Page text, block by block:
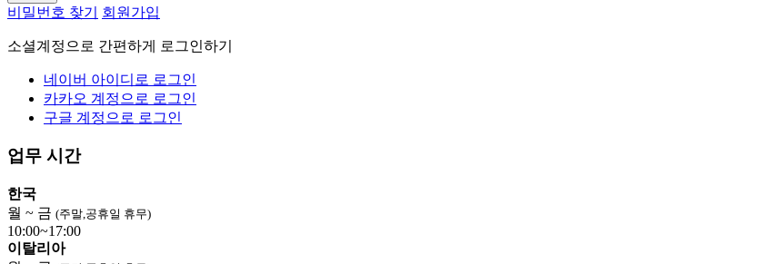
비밀번호 찾기 회원가입
소셜계정으로 간편하게 로그인하기
네이버 아이디로 로그인
카카오 계정으로 로그인
구글 계정으로 로그인
업무 시간
한국
월 ~ 금 (주말,공휴일 휴무)
10:00~17:00
이탈리아